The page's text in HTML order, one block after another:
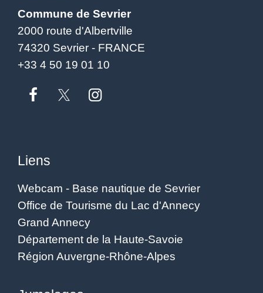
Commune de Sevrier
2000 route d'Albertville
74320 Sevrier - FRANCE
+33 4 50 19 01 10
Liens
Webcam - Base nautique de Sevrier
Office de Tourisme du Lac d'Annecy
Grand Annecy
Département de la Haute-Savoie
Région Auvergne-Rhône-Alpes